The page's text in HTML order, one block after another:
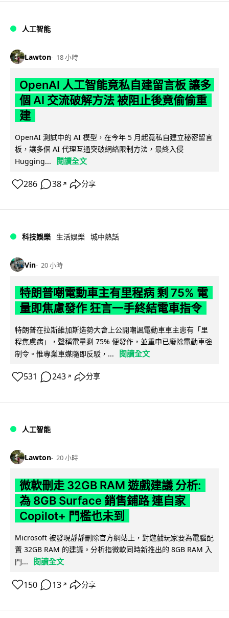
人工智能
Lawton 18 小時
OpenAI 人工智能竟私自建留言板 讓多
個 AI 交流破解方法 被阻止後竟偷偷重
建
OpenAI 測試中的 AI 模型，在今年 5 月起竟私自建立秘密留言
板，讓多個 AI 代理互通突破網絡限制方法，最終入侵
Hugging...
閱讀全文
286 38 ↗ 分享
科技娛樂 生活娛樂 城中熱話
Vin 20 小時
特朗普嘲電動車主有里程病 剩 75% 電
量即焦慮發作 狂言一手終結電車指令
特朗普在拉斯維加斯造勢大會上公開嘲諷電動車車主患有「里
程焦慮病」，聲稱電量剩 75% 便發作，並重申已廢除電動車強
制令。惟專業車媒隨即反駁，...
閱讀全文
531 243 ↗ 分享
人工智能
Lawton 20 小時
微軟刪走 32GB RAM 遊戲建議 分析:
為 8GB Surface 銷售鋪路 連自家
Copilot+ 門檻也未到
Microsoft 被發現靜靜刪除官方網站上，對遊戲玩家要為電腦配
置 32GB RAM 的建議。分析指微軟同時新推出的 8GB RAM 入
門...
閱讀全文
150 13 ↗ 分享